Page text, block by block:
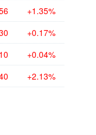
+1.35%
+0.17%
+0.04%
+2.13%